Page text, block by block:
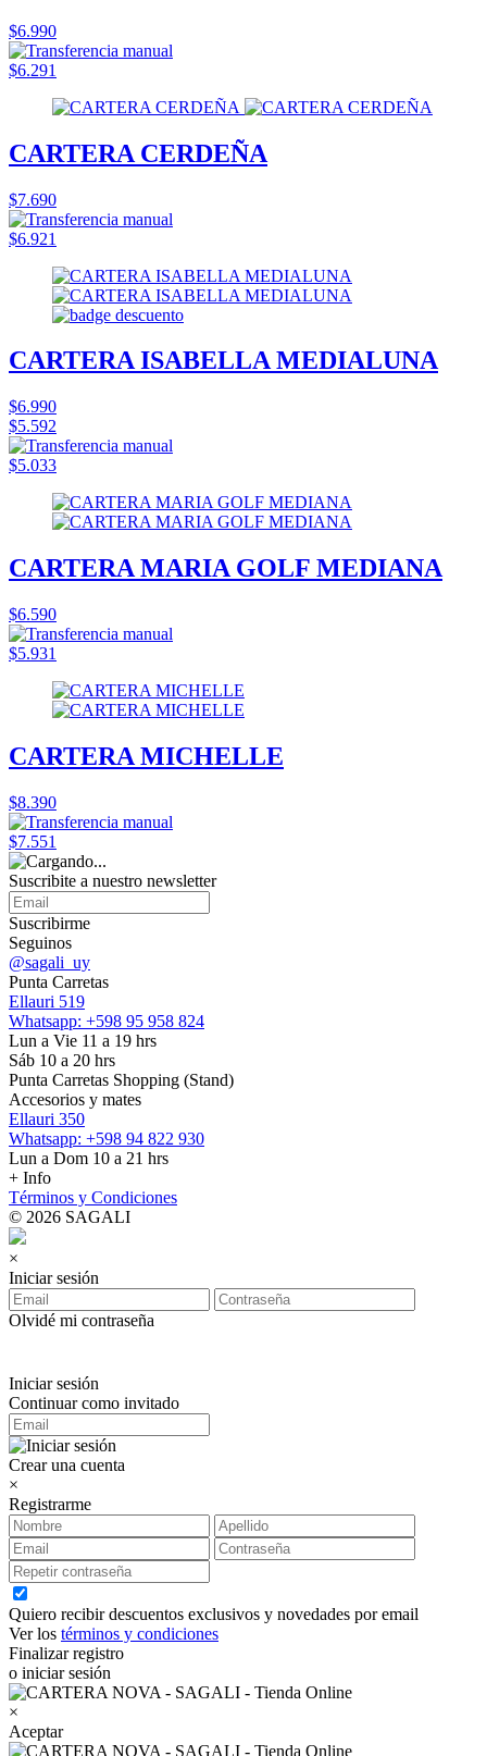
$6.990
$6.291
CARTERA CERDEÑA
$7.690
$6.921
CARTERA ISABELLA MEDIALUNA
$6.990
$5.592
$5.033
CARTERA MARIA GOLF MEDIANA
$6.590
$5.931
CARTERA MICHELLE
$8.390
$7.551
Suscribite a nuestro newsletter
Suscribirme
Seguinos
@sagali_uy
Punta Carretas
Ellauri 519
Whatsapp: +598 95 958 824
Lun a Vie 11 a 19 hrs
Sáb 10 a 20 hrs
Punta Carretas Shopping (Stand)
Accesorios y mates
Ellauri 350
Whatsapp: +598 94 822 930
Lun a Dom 10 a 21 hrs
+ Info
Términos y Condiciones
© 2026 SAGALI
×
Iniciar sesión
Olvidé mi contraseña
Iniciar sesión
Continuar como invitado
Crear una cuenta
×
Registrarme
Quiero recibir descuentos exclusivos y novedades por email
Ver los términos y condiciones
Finalizar registro
o iniciar sesión
×
Aceptar